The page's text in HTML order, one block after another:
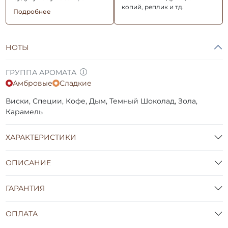
НОТЫ
ГРУППА АРОМАТА
Амбровые
Сладкие
Виски, Специи, Кофе, Дым, Темный Шоколад, Зола,
Карамель
ХАРАКТЕРИСТИКИ
ОПИСАНИЕ
ГАРАНТИЯ
ОПЛАТА
Подробнее
копий, реплик и тд.